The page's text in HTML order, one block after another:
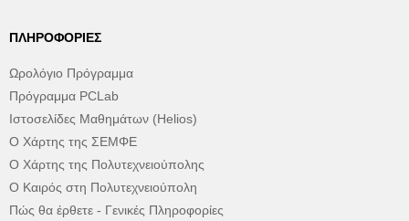
ΠΛΗΡΟΦΟΡΊΕΣ
Ωρολόγιο Πρόγραμμα
Πρόγραμμα PCLab
Ιστοσελίδες Μαθημάτων (Helios)
Ο Χάρτης της ΣΕΜΦΕ
Ο Χάρτης της Πολυτεχνειούπολης
Ο Καιρός στη Πολυτεχνειούπολη
Πώς θα έρθετε - Γενικές Πληροφορίες